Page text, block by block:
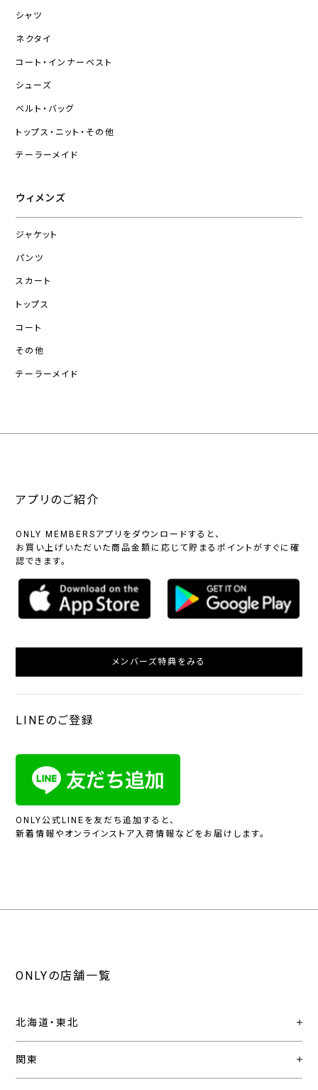
シャツ
ネクタイ
コート・インナーベスト
シューズ
ベルト・バッグ
トップス・ニット・その他
テーラーメイド
ウィメンズ
ジャケット
パンツ
スカート
トップス
コート
その他
テーラーメイド
アプリのご紹介
ONLY MEMBERSアプリをダウンロードすると、
お買い上げいただいた商品金額に応じて貯まるポイントがすぐに確
認できます。
メンバーズ特典をみる
LINEのご登録
ONLY公式LINEを友だち追加すると、
新着情報やオンラインストア入荷情報などをお届けします。
ONLYの店舗一覧
北海道・東北
関東